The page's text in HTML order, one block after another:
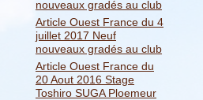
nouveaux gradés au club
Article Ouest France du 4
juillet 2017 Neuf
nouveaux gradés au club
Article Ouest France du
20 Aout 2016 Stage
Toshiro SUGA Ploemeur